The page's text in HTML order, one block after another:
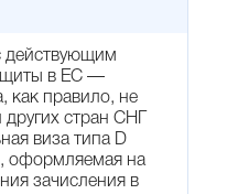
действующим
в ЕС —
как правило, не
стран СНГ
виза типа D
оформляемая на
зачисления в